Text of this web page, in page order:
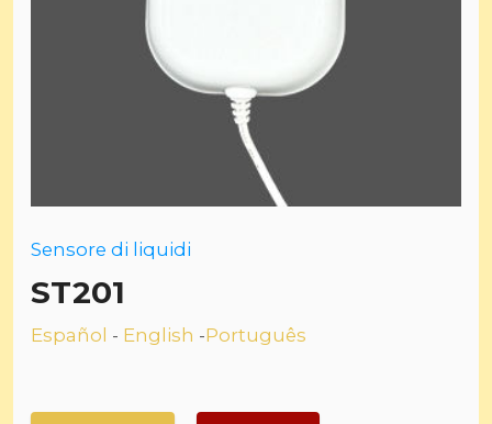
Sensore di liquidi
ST201
Español - English -Português